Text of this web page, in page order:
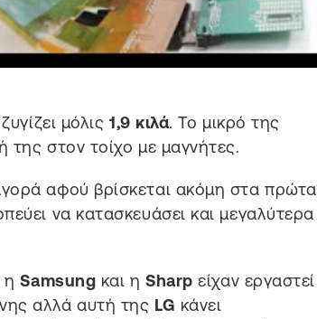
μόλις 1,9 κιλά. Το μικρό της
της στον τοίχο με μαγνήτες.
αφού βρίσκεται ακόμη στα πρώτα
να κατασκευάσει και μεγαλύτερα
ηSamsung και ηSharp είχαν εργαστεί
αλλά αυτή της LG κάνει